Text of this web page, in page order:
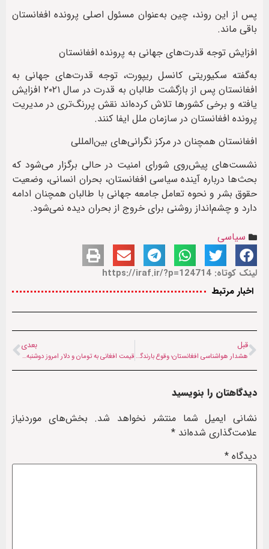
پس از این روند، چین به‌عنوان مسئول اصلی پرونده افغانستان
باقی ماند.
افزایش توجه قدرت‌های جهانی به پرونده افغانستان
به‌گفته سکیوریتی کانسل ریپورت، توجه قدرت‌های جهانی به
افغانستان پس از بازگشت طالبان به قدرت در سال ۲۰۲۱ افزایش
یافته و برخی کشورها تلاش کرده‌اند نقش پررنگ‌تری در مدیریت
پرونده افغانستان در سازمان ملل ایفا کنند.
افغانستان همچنان در مرکز نگرانی‌های بین‌المللی
نشست‌های پیش‌روی شورای امنیت در حالی برگزار می‌شود که
بحث‌ها درباره آینده سیاسی افغانستان، بحران انسانی، وضعیت
حقوق بشر و نحوه تعامل جامعه جهانی با طالبان همچنان ادامه
دارد و چشم‌انداز روشنی برای خروج از بحران دیده نمی‌شود.
سیاسی
لینک کوتاه: https://iraf.ir/?p=124714
اخبار مرتبط
قبل
هشدار هواشناسی افغانستان؛ وقوع بارندگی و سیل در ۱۱ ولایت (۱۲ خرداد ۱۴۰۵)
بعدی
قیمت افغانی به تومان و دلار امروز ‌دوشنبه (۱۱ خرداد ۱۴۰۵)
دیدگاهتان را بنویسید
نشانی ایمیل شما منتشر نخواهد شد. بخش‌های موردنیاز
علامت‌گذاری شده‌اند *
دیدگاه *